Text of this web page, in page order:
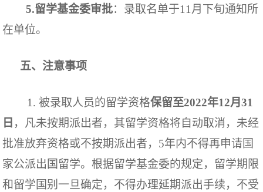
5.留学基金委审批： 录取名单于11 月 下旬通知所
在单位。
五、注意事项
1. 被录取人员的留学资格保留至2022年12月31
日 ，凡未按期派出者，其留学资格将自动取消，未经
批准放弃资格或不按期派出者， 5年内不得再申请国
家公派出国留学。根据留学基金委的规定，留学期限
和留学国别一旦确定，不得办理延期派出手续，不受